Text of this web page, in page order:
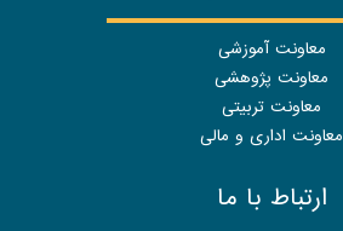
معاونت آموزشی
معاونت پژوهشی
معاونت تربیتی
معاونت اداری و مالی
ارتباط با ما